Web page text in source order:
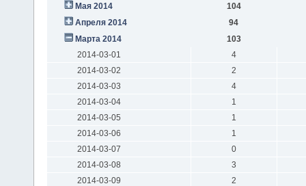
Мая 2014
104
Апреля 2014
94
Марта 2014
103
2014-03-01
4
2014-03-02
2
2014-03-03
4
2014-03-04
1
2014-03-05
1
2014-03-06
1
2014-03-07
0
2014-03-08
3
2014-03-09
2